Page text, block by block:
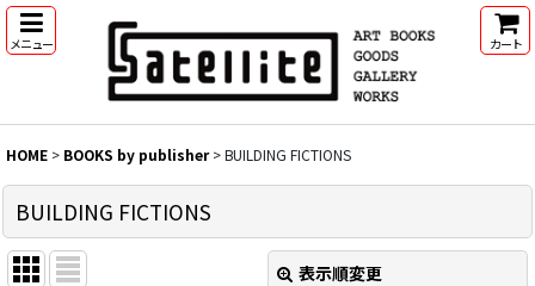
メニュー カート
HOME > BOOKS by publisher >BUILDING FICTIONS
BUILDING FICTIONS
表示順変更